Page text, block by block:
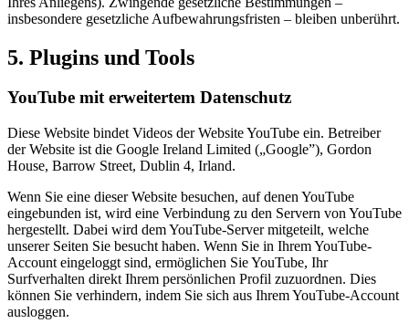
insbesondere gesetzliche Aufbewahrungsfristen – bleiben unberührt.
5. Plugins und Tools
YouTube mit erweitertem Datenschutz
Diese Website bindet Videos der Website YouTube ein. Betreiber
der Website ist die Google Ireland Limited („Google”), Gordon
House, Barrow Street, Dublin 4, Irland.
Wenn Sie eine dieser Website besuchen, auf denen YouTube
eingebunden ist, wird eine Verbindung zu den Servern von YouTube
hergestellt. Dabei wird dem YouTube-Server mitgeteilt, welche
unserer Seiten Sie besucht haben. Wenn Sie in Ihrem YouTube-
Account eingeloggt sind, ermöglichen Sie YouTube, Ihr
Surfverhalten direkt Ihrem persönlichen Profil zuzuordnen. Dies
können Sie verhindern, indem Sie sich aus Ihrem YouTube-Account
ausloggen.